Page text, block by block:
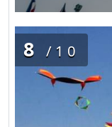
8 /10